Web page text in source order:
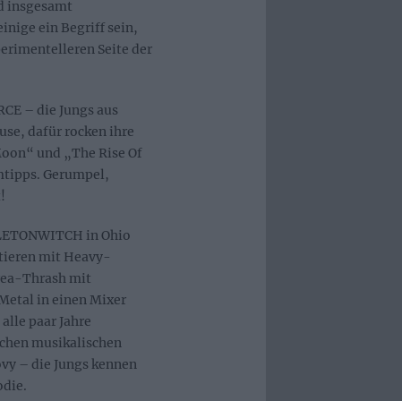
insgesamt
ein Begriff sein,
Seite der
– die Jungs aus
dafür rocken ihre
und „The Rise Of
Gerumpel,
in Ohio
mit Heavy-
Thrash mit
in einen Mixer
paar Jahre
musikalischen
– die Jungs kennen